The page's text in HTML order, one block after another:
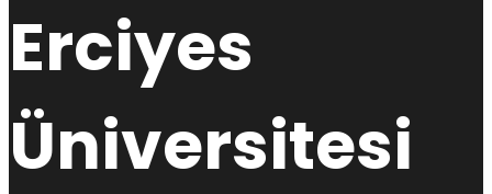
Erciyes
Üniversitesi